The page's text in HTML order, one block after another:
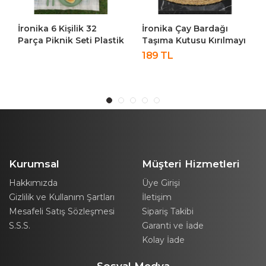
İronika Çay Bardağı
Taşıma Kutusu Kırılmayı
İronika 6 Kişilik 32
Parça Piknik Seti Plastik
Bardak Çatal Kaşık
Kurumsal
Hakkımızda
Gizlilik ve Kullanım Şartları
Mesafeli Satış Sözleşmesi
S.S.S.
Müşteri Hizmetleri
Üye Girişi
İletişim
Sipariş Takibi
Garanti ve İade
Kolay İade